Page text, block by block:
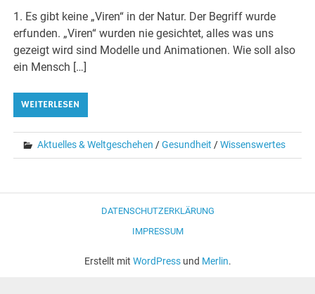
1. Es gibt keine „Viren“ in der Natur. Der Begriff wurde
erfunden. „Viren“ wurden nie gesichtet, alles was uns
gezeigt wird sind Modelle und Animationen. Wie soll also
ein Mensch […]
WEITERLESEN
Aktuelles & Weltgeschehen /Gesundheit /Wissenswertes
DATENSCHUTZERKLÄRUNG
IMPRESSUM
Erstellt mit WordPressund Merlin.